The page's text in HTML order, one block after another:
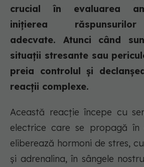
crucial în evaluarea
inițierea
adecvate. Atunci când
situații stresante sau
preia controlul și
reacții complexe.
Această reacție începe cu
electrice care se propagă în
eliberează hormoni de stres,
și adrenalina, în sângele